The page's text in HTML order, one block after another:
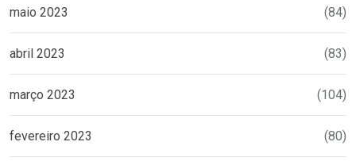
maio 2023 (84)
abril 2023 (83)
março 2023 (104)
fevereiro 2023 (80)